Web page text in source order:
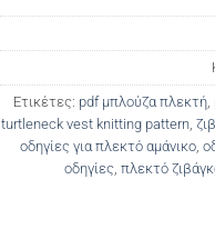
Ετικέτες: pdf μπλούζα πλεκτή,
turtleneck vest knitting pattern,
οδηγίες για πλεκτό αμάνικο,
οδηγίες, πλεκτό